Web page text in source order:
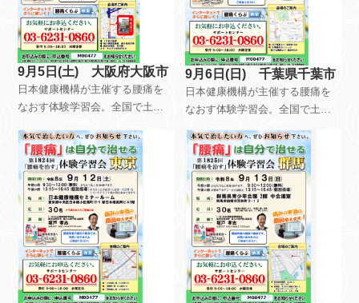
9月5日(土) 大阪府大阪市
日本健康機構が主催する腰痛を
なおす体験学習会。全国で土曜
上開催しています。午前中はだ
れが参加しても無料です。午後
は会員限定で開催しています。
自分で慢性痛を治すためのメン
テナンス方法を指導していま
す。
9月6日(日) 千葉県千葉市
日本健康機構が主催する腰痛を
なおす体験学習会。全国で土曜
上開催しています。午前中はだ
れが参加しても無料です。午後
は会員限定で開催しています。
自分で慢性痛を治すためのメン
テナンス方法を指導していま
す。